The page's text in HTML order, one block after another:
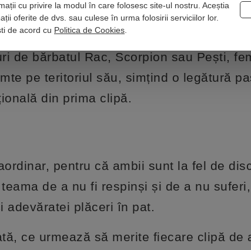
Rac și bărbații zodii de
de bărbatul Rac, Scorpion sau Pești,
pe teritoriul său, simțind o legătură
din prima clipă.
pentru că ambii sunt la fel de
de a nu fi respinși și de a nu
adevăratei plăceri în pat.
ce urmează să merite fiecare clipă de
cu privire la modul în care folosesc site-ul nostru. Aceștia
oferite de dvs. sau culese în urma folosirii serviciilor lor.
de acord cu Politica de Cookies.